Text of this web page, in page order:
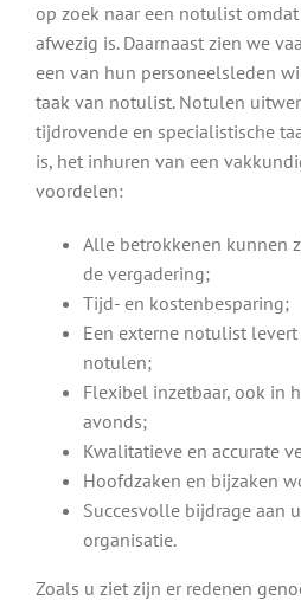
op zoek naar een notulist
afwezig is. Daarnaast zien we
een van hun personeelsleden
taak van notulist. Notulen
tijdrovende en specialistische
is, het inhuren van een
voordelen:
Alle betrokkenen kunnen
de vergadering;
Tijd- en kostenbesparing;
Een externe notulist
notulen;
Flexibel inzetbaar, ook in
avonds;
Kwalitatieve en accurate
Hoofdzaken en bijzaken
Succesvolle bijdrage aan
organisatie.
Zoals u ziet zijn er redenen